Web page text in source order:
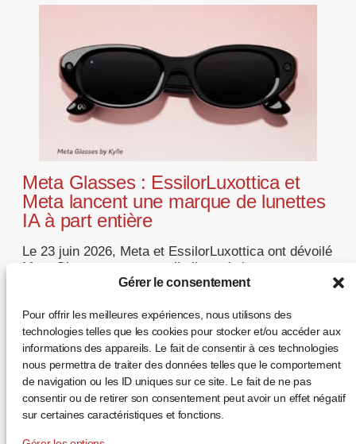
Gérer le consentement
Pour offrir les meilleures expériences, nous utilisons des
technologies telles que les cookies pour stocker et/ou accéder aux
informations des appareils. Le fait de consentir à ces technologies
nous permettra de traiter des données telles que le comportement
de navigation ou les ID uniques sur ce site. Le fait de ne pas
consentir ou de retirer son consentement peut avoir un effet négatif
sur certaines caractéristiques et fonctions.
Meta Glasses : EssilorLuxottica et
Meta lancent une marque de lunettes
IA à part entière
Le 23 juin 2026, Meta et EssilorLuxottica ont dévoilé
Meta Glasses, une nouvelle ligne de lunettes
intelligentes. Après les Ray-Ban Meta et les Oakley
directement le nom de Meta — signe que la lunette
connectée s’affirme comme une catégorie optique
autonome, et non plus comme un […]